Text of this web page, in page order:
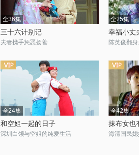
全36集
三十六计别记
夫妻携手惩恶扬善
全25集
幸福小丈
陈英俊翻
全24集
和空姐一起的日子
深圳白领与空姐的纯爱生活
全42集
抹布女也
海清国民